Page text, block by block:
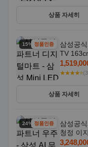
상품 자세히
15% 할인정품인증
삼성공
TV
★★★★⭐
상품 자세히
24% 할인정품인증
삼성공
청정 이